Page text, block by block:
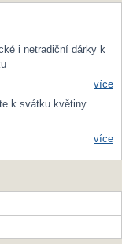
i netradiční dárky k
více
k svátku květiny
více